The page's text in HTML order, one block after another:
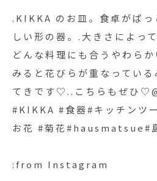
.KIKKA のお皿。食卓がぱっ
しい形の器。.大きさによっ
どんな料理にも合うやわら
みると花びらが重なってい
てきです♡..こちらもぜひ
#KIKKA #食器#キッチンツ
お花 #菊花#hausmatsue#
:from Instagram